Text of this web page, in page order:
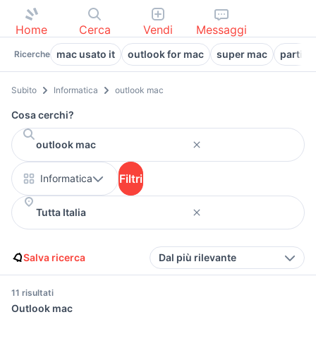
Home Cerca Vendi Messaggi
Ricerche mac usato it outlook for mac super mac
Subito Informatica outlook mac
Cosa cerchi?
Informatica Filtri
Salva ricerca Dal più rilevante
11 risultati
Outlook mac